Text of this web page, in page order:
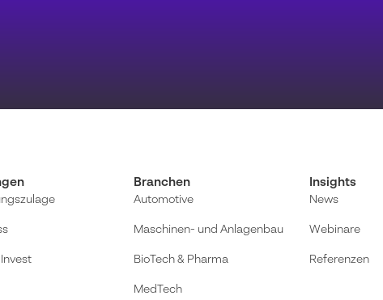
Branchen
Automotive
Maschinen- und Anlagenbau
BioTech & Pharma
MedTech
Insights
News
Webinare
Referenzen